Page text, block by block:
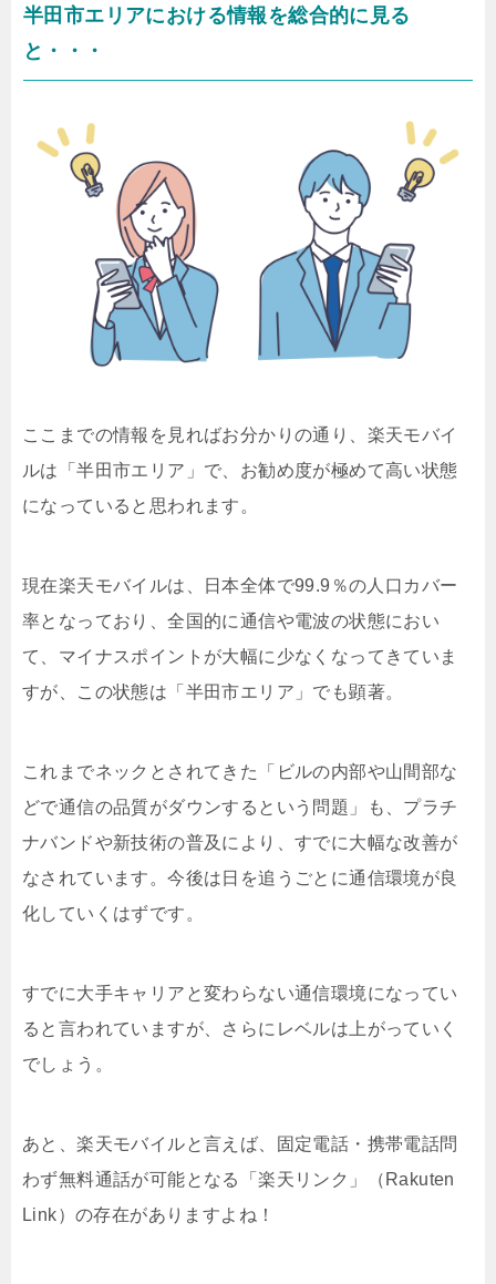
半田市エリアにおける情報を総合的に見る
と・・・
ここまでの情報を見ればお分かりの通り、楽天モバイ
ルは「半田市エリア」で、お勧め度が極めて高い状態
になっていると思われます。
現在楽天モバイルは、日本全体で99.9％の人口カバー
率となっており、全国的に通信や電波の状態におい
て、マイナスポイントが大幅に少なくなってきていま
すが、この状態は「半田市エリア」でも顕著。
これまでネックとされてきた「ビルの内部や山間部な
どで通信の品質がダウンするという問題」も、プラチ
ナバンドや新技術の普及により、すでに大幅な改善が
なされています。今後は日を追うごとに通信環境が良
化していくはずです。
すでに大手キャリアと変わらない通信環境になってい
ると言われていますが、さらにレベルは上がっていく
でしょう。
あと、楽天モバイルと言えば、固定電話・携帯電話問
わず無料通話が可能となる「楽天リンク」（Rakuten
Link）の存在がありますよね！